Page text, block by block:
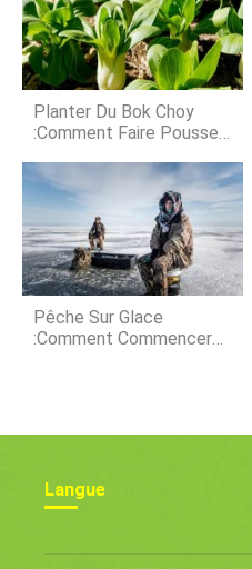
rappel
gel
tatsoi. Alimentation Mélangez une
légère
Planter Du Bok Choy
:comment Faire Pousser
Pêche Sur Glace
:comment Commencer
Langue